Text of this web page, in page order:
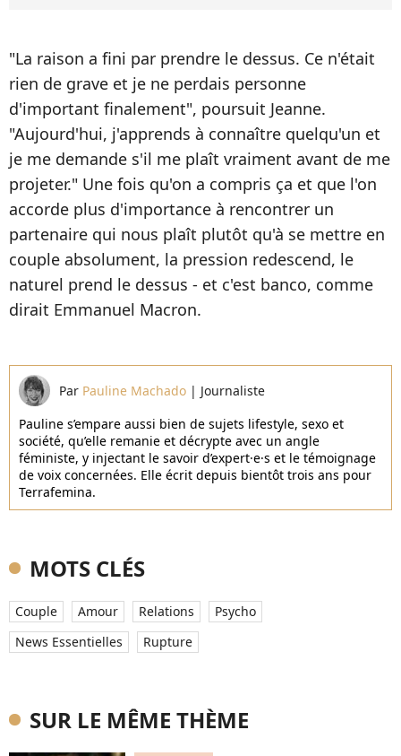
"La raison a fini par prendre le dessus. Ce n'était
rien de grave et je ne perdais personne
d'important finalement", poursuit Jeanne.
"Aujourd'hui, j'apprends à connaître quelqu'un et
je me demande s'il me plaît vraiment avant de me
projeter." Une fois qu'on a compris ça et que l'on
accorde plus d'importance à rencontrer un
partenaire qui nous plaît plutôt qu'à se mettre en
couple absolument, la pression redescend, le
naturel prend le dessus - et c'est banco, comme
dirait Emmanuel Macron.
Par Pauline Machado | Journaliste
Pauline s’empare aussi bien de sujets lifestyle, sexo et
société, qu’elle remanie et décrypte avec un angle
féministe, y injectant le savoir d’expert·e·s et le témoignage
de voix concernées. Elle écrit depuis bientôt trois ans pour
Terrafemina.
MOTS CLÉS
Couple Amour Relations
Psycho
News Essentielles
Rupture
SUR LE MÊME THÈME